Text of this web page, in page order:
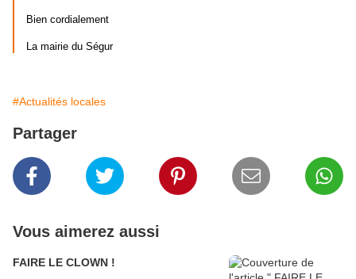
Bien cordialement
La mairie du Ségur
#Actualités locales
Partager
Vous aimerez aussi
FAIRE LE CLOWN !